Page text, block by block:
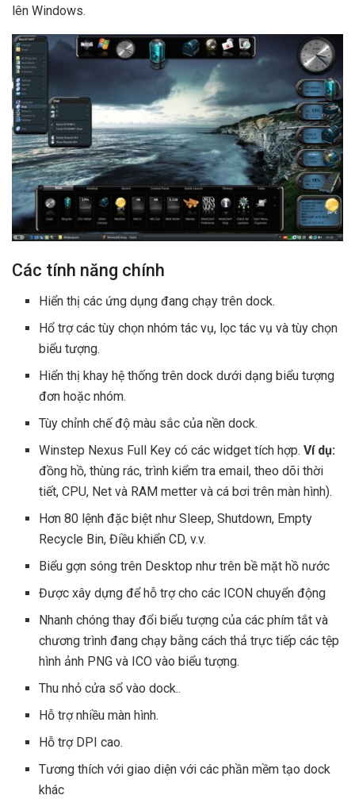
lên Windows.
Các tính năng chính
Hiển thị các ứng dụng đang chạy trên dock.
Hổ trợ các tùy chọn nhóm tác vụ, lọc tác vụ và tùy chọn
biểu tượng.
Hiển thị khay hệ thống trên dock dưới dạng biểu tượng
đơn hoặc nhóm.
Tùy chỉnh chế độ màu sắc của nền dock.
Winstep Nexus Full Key có các widget tích hợp.Ví dụ:
đồng hồ, thùng rác, trình kiểm tra email, theo dõi thời
tiết, CPU, Net và RAM metter và cá bơi trên màn hình).
Hơn 80 lệnh đặc biệt như Sleep, Shutdown, Empty
Recycle Bin, Điều khiển CD, v.v.
Biểu gợn sóng trên Desktop như trên bề mặt hồ nước
Được xây dựng để hỗ trợ cho các ICON chuyển động
Nhanh chóng thay đổi biểu tượng của các phím tắt và
chương trình đang chạy bằng cách thả trực tiếp các tệp
hình ảnh PNG và ICO vào biểu tượng.
Thu nhỏ cửa sổ vào dock..
Hỗ trợ nhiều màn hình.
Hỗ trợ DPI cao.
Tương thích với giao diện với các phần mềm tạo dock
khác